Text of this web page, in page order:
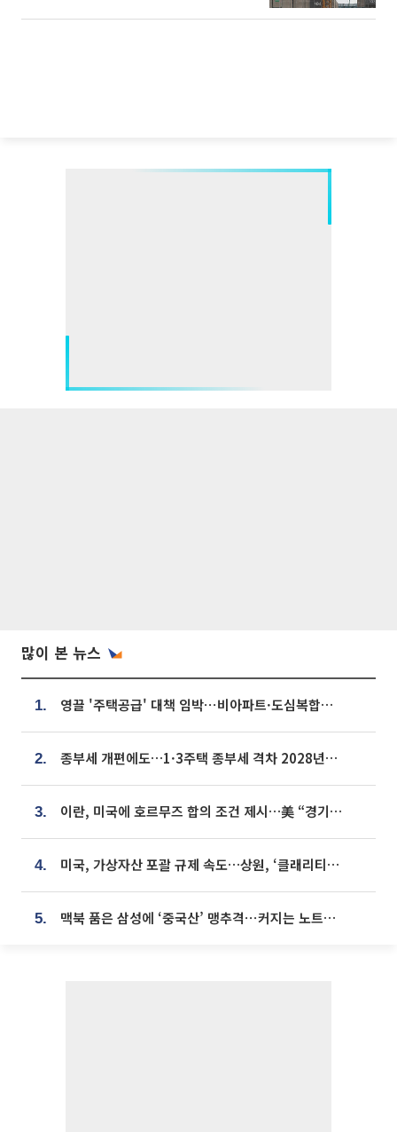
많이 본 뉴스
1. 영끌 '주택공급' 대책 임박⋯비아파트·도심복합까지 총동원
2. 종부세 개편에도…1·3주택 종부세 격차 2028년부터 확대
3. 이란, 미국에 호르무즈 합의 조건 제시…美 “경기 아직 안 끝나” [종합]
4. 미국, 가상자산 포괄 규제 속도…상원, ‘클래리티법’ 9월 절차투표 추진
5. 맥북 품은 삼성에 ‘중국산’ 맹추격⋯커지는 노트북 OLED 시장